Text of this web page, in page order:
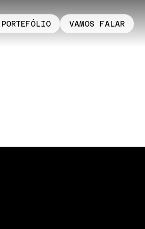
PORTEFÓLIO VAMOS FALAR